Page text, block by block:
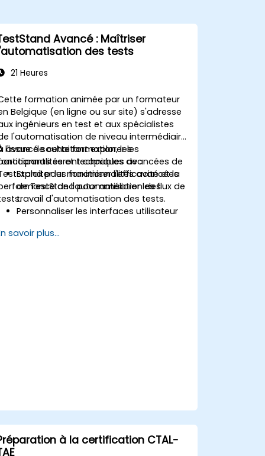
Avancé : Maîtriser
des tests
21 Heures
formation animée par un formateur
Belgique (en ligne ou sur site) s'adresse
ingénieurs en test et aux spécialistes
l'automatisation de niveau intermédiaire
avancé souhaitant explorer les
et techniques avancées de
pour maximiser l'efficacité et la
de l'automatisation des
l'issue de cette formation, les
seront capables de :
Exploiter les fonctionnalités avancées
de TestStand pour améliorer les flux de
travail d'automatisation des tests.
Personnaliser les interfaces utilisateur
avancées.
savoir plus...
à la certification CTAL-